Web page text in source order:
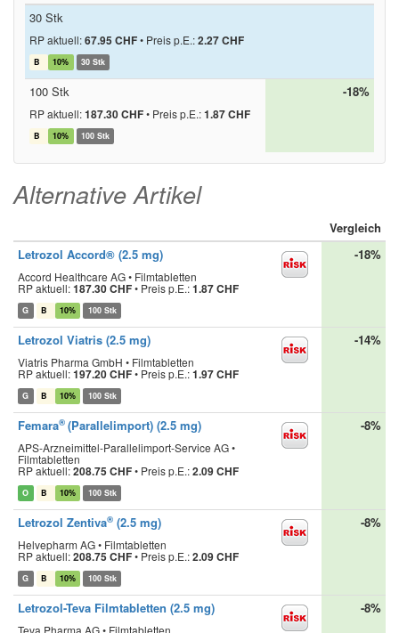
30 Stk
RP aktuell:67.95 CHF• Preis p.E.:2.27 CHF
B 10% 30 Stk
100 Stk
RP aktuell:187.30 CHF• Preis p.E.:1.87 CHF
B 10% 100 Stk
-18%
Alternative Artikel
Vergleich
Letrozol Accord® (2.5 mg)
Accord Healthcare AG • Filmtabletten
RP aktuell:187.30 CHF• Preis p.E.:1.87 CHF
G B 10% 100 Stk
-18%
Letrozol Viatris (2.5 mg)
Viatris Pharma GmbH • Filmtabletten
RP aktuell:197.20 CHF• Preis p.E.:1.97 CHF
G B 10% 100 Stk
-14%
Femara® (Parallelimport) (2.5 mg)
APS-Arzneimittel-Parallelimport-Service AG •
Filmtabletten
RP aktuell:208.75 CHF• Preis p.E.:2.09 CHF
O B 10% 100 Stk
-8%
Letrozol Zentiva® (2.5 mg)
Helvepharm AG • Filmtabletten
RP aktuell:208.75 CHF• Preis p.E.:2.09 CHF
G B 10% 100 Stk
-8%
Letrozol-Teva Filmtabletten (2.5 mg)
Teva Pharma AG • Filmtabletten
-8%